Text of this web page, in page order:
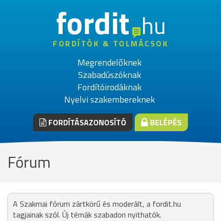
fordithu
FORDÍTÓK & TOLMÁCSOK
Megrendelőknek
Szabadúszóknak
Fordítóirodáknak
Nyelvi szakembereknek
FORDÍTÁSAZONOSÍTÓ BELÉPÉS
Fórum
A Szakmai fórum zártkörű és moderált, a fordit.hu
tagjainak szól. Új témák szabadon nyithatók.